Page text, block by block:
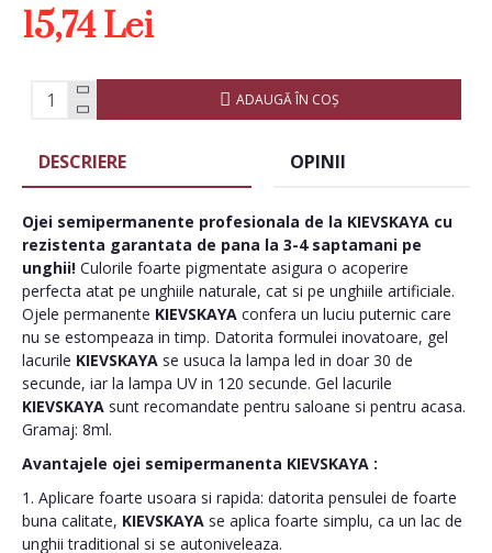
15,74 Lei
ADAUGĂ ÎN COŞ
DESCRIERE OPINII
Ojei semipermanente profesionala de la KIEVSKAYA cu
rezistenta garantata de pana la 3-4 saptamani pe
unghii! Culorile foarte pigmentate asigura o acoperire
perfecta atat pe unghiile naturale, cat si pe unghiile artificiale.
Ojele permanente KIEVSKAYA confera un luciu puternic care
nu se estompeaza in timp. Datorita formulei inovatoare, gel
lacurile KIEVSKAYA se usuca la lampa led in doar 30 de
secunde, iar la lampa UV in 120 secunde. Gel lacurile
KIEVSKAYA sunt recomandate pentru saloane si pentru acasa.
Gramaj: 8ml.
Avantajele ojei semipermanenta KIEVSKAYA :
1. Aplicare foarte usoara si rapida: datorita pensulei de foarte
buna calitate, KIEVSKAYA se aplica foarte simplu, ca un lac de
unghii traditional si se autoniveleaza.